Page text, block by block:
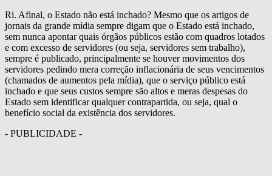
Ri. Afinal, o Estado não está inchado? Mesmo que os artigos de
jornais da grande mídia sempre digam que o Estado está inchado,
sem nunca apontar quais órgãos públicos estão com quadros lotados
e com excesso de servidores (ou seja, servidores sem trabalho),
sempre é publicado, principalmente se houver movimentos dos
servidores pedindo mera correção inflacionária de seus vencimentos
(chamados de aumentos pela mídia), que o serviço público está
inchado e que seus custos sempre são altos e meras despesas do
Estado sem identificar qualquer contrapartida, ou seja, qual o
benefício social da existência dos servidores.
- PUBLICIDADE -